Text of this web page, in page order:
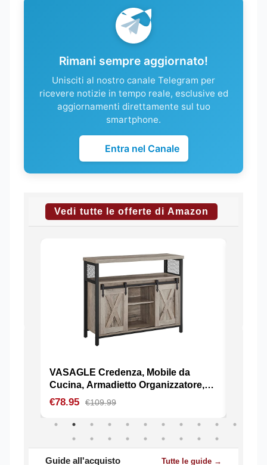
Rimani sempre aggiornato!
Unisciti al nostro canale Telegram per
ricevere notizie in tempo reale, esclusive ed
aggiornamenti direttamente sul tuo
smartphone.
Entra nel Canale